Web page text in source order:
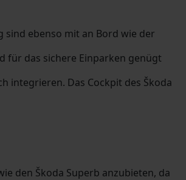
ebenso mit an Bord wie der
für das sichere Einparken genügt
integrieren. Das Cockpit des Škoda
den Škoda Superb anzubieten, da